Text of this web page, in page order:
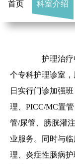
首页 科室介绍
护理治疗中
个专科护理诊室
日实行门诊加强
理、PICC/MC置
管/尿管、膀胱灌
业服务。同时与
理、炎症性肠病